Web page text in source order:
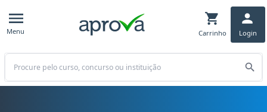
Menu Carrinho Login
Buscar